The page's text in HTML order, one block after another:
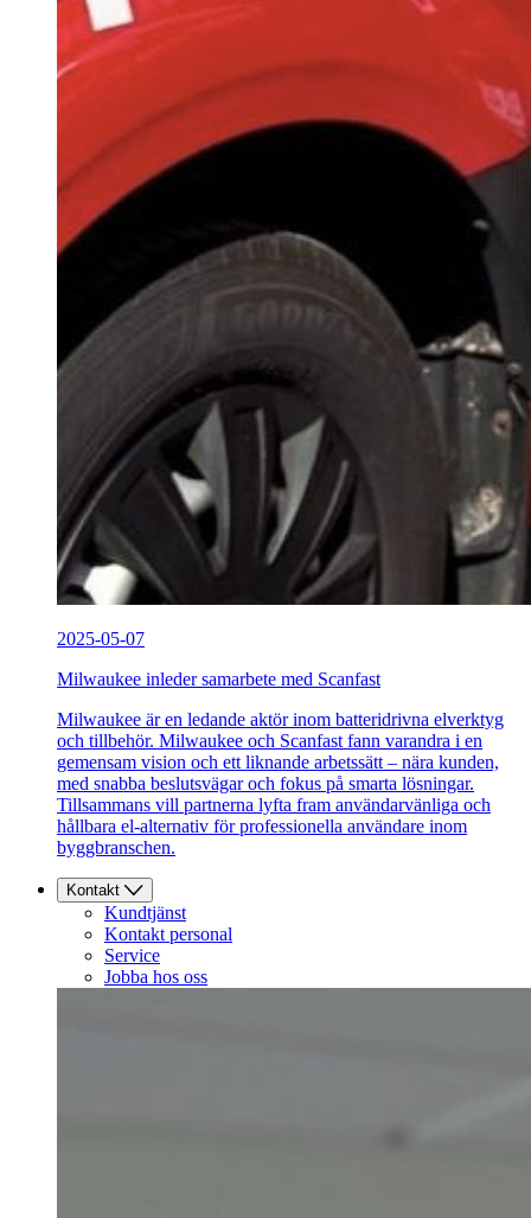
2025-05-07
Milwaukee inleder samarbete med Scanfast
Milwaukee är en ledande aktör inom batteridrivna elverktyg
och tillbehör. Milwaukee och Scanfast fann varandra i en
gemensam vision och ett liknande arbetssätt – nära kunden,
med snabba beslutsvägar och fokus på smarta lösningar.
Tillsammans vill partnerna lyfta fram användarvänliga och
hållbara el-alternativ för professionella användare inom
byggbranschen.
Kontakt
Kundtjänst
Kontakt personal
Service
Jobba hos oss